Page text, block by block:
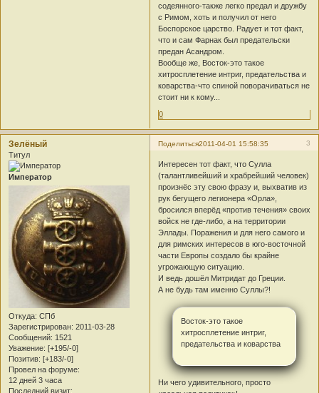
содеянного-также легко предал и дружбу
с Римом, хоть и получил от него
Боспорское царство. Радует и тот факт,
что и сам Фарнак был предательски
предан Асандром.
Вообще же, Восток-это такое
хитросплетение интриг, предательства и
коварства-что спиной поворачиваться не
стоит ни к кому...
0
Поделиться 3
2011-04-01 15:58:35
Зелёный
Титул
Император
Откуда: СПб
Зарегистрирован: 2011-03-28
Сообщений: 1521
Уважение: [+195/-0]
Позитив: [+183/-0]
Провел на форуме:
12 дней 3 часа
Последний визит:
Интересен тот факт, что Сулла
(талантливейший и храбрейший человек)
произнёс эту свою фразу и, выхватив из
рук бегущего легионера «Орла»,
бросился вперёд «против течения» своих
войск не где-либо, а на территории
Эллады. Поражения и для него самого и
для римских интересов в юго-восточной
части Европы создало бы крайне
угрожающую ситуацию.
И ведь дошёл Митридат до Греции.
А не будь там именно Суллы?!
Восток-это такое
хитросплетение интриг,
предательства и коварства
Ни чего удивительного, просто